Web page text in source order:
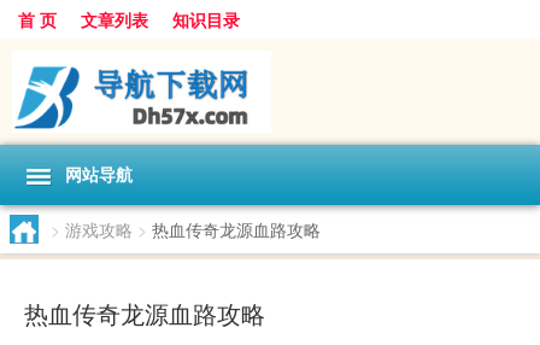
首 页 文章列表 知识目录
网站导航
> 游戏攻略 > 热血传奇龙源血路攻略
热血传奇龙源血路攻略